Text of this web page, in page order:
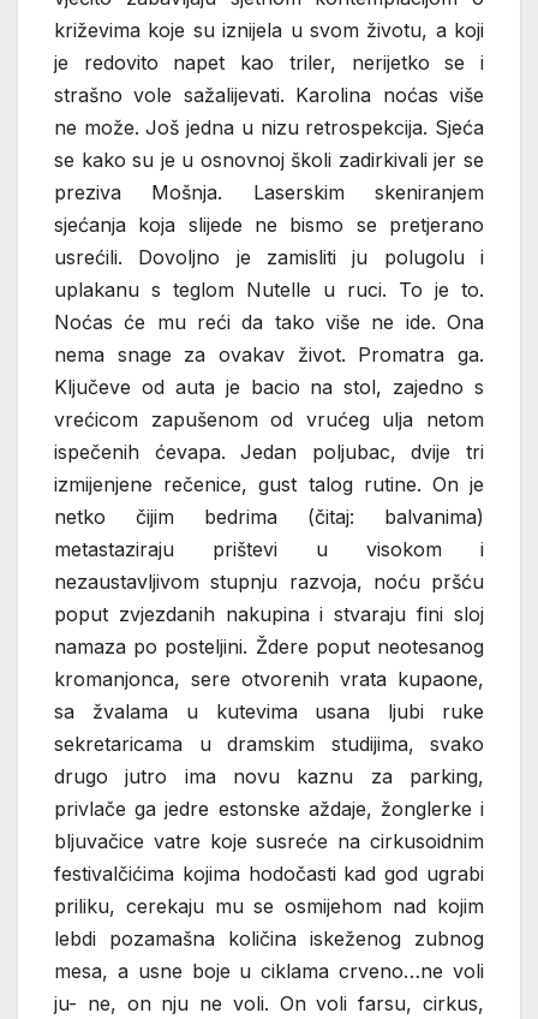
križevima koje su iznijela u svom životu, a koji
je redovito napet kao triler, nerijetko se i
strašno vole sažalijevati. Karolina noćas više
ne može. Još jedna u nizu retrospekcija. Sjeća
se kako su je u osnovnoj školi zadirkivali jer se
preziva Mošnja. Laserskim skeniranjem
sjećanja koja slijede ne bismo se pretjerano
usrećili. Dovoljno je zamisliti ju polugolu i
uplakanu s teglom Nutelle u ruci. To je to.
Noćas će mu reći da tako više ne ide. Ona
nema snage za ovakav život. Promatra ga.
Ključeve od auta je bacio na stol, zajedno s
vrećicom zapušenom od vrućeg ulja netom
ispečenih ćevapa. Jedan poljubac, dvije tri
izmijenjene rečenice, gust talog rutine. On je
netko čijim bedrima (čitaj: balvanima)
metastaziraju prištevi u visokom i
nezaustavljivom stupnju razvoja, noću pršću
poput zvjezdanih nakupina i stvaraju fini sloj
namaza po posteljini. Ždere poput neotesanog
kromanjonca, sere otvorenih vrata kupaone,
sa žvalama u kutevima usana ljubi ruke
sekretaricama u dramskim studijima, svako
drugo jutro ima novu kaznu za parking,
privlače ga jedre estonske aždaje, žonglerke i
bljuvačice vatre koje susreće na cirkusoidnim
festivalčićima kojima hodočasti kad god ugrabi
priliku, cerekaju mu se osmijehom nad kojim
lebdi pozamašna količina iskeženog zubnog
mesa, a usne boje u ciklama crveno…ne voli
ju- ne, on nju ne voli. On voli farsu, cirkus,